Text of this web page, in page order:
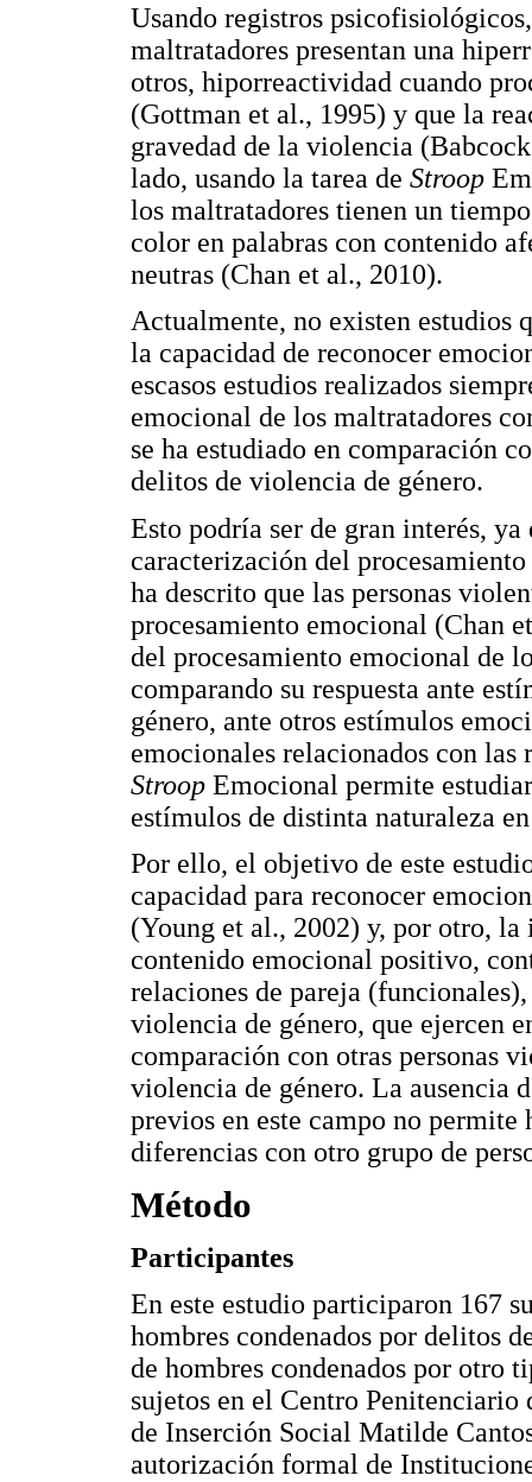
Usando registros
maltratadores presentan una
otros, hiporreactividad cuando
(Gottman et al., 1995) y que la
gravedad de la violencia
lado, usando la tarea de Stroop
los maltratadores tienen un
color en palabras con contenido
neutras (Chan et al., 2010).
Actualmente, no existen estudios
la capacidad de reconocer
escasos estudios realizados
emocional de los maltratadores
se ha estudiado en comparación
delitos de violencia de género.
Esto podría ser de gran interés,
caracterización del
ha descrito que las personas
procesamiento emocional (Chan
del procesamiento emocional de
comparando su respuesta ante
género, ante otros estímulos
emocionales relacionados con
Stroop Emocional permite
estímulos de distinta naturaleza
Por ello, el objetivo de este
capacidad para reconocer
(Young et al., 2002) y, por otro,
contenido emocional positivo,
relaciones de pareja
violencia de género, que ejercen
comparación con otras personas
violencia de género. La ausencia
previos en este campo no
diferencias con otro grupo de
Método
Participantes
En este estudio participaron 167
hombres condenados por delitos
de hombres condenados por otro
sujetos en el Centro
de Inserción Social Matilde
autorización formal de